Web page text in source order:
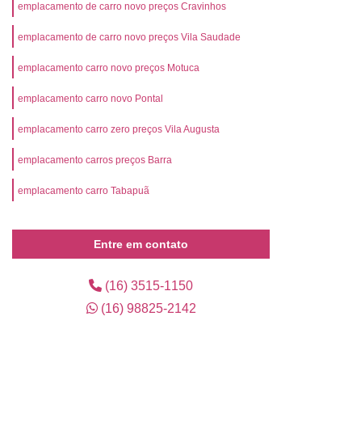
Emplacamento Mercosul
Emplacamento Mercosul Preço
Emplacamento Mercosul Valor
Preço Emplacamento Mercosul
Mercosul
Ribeirão Preto
o Veículo
Novo
Emplacar Veículo Zero
para Emplacamento
de Emplacamento Credenciada
Empresa de Emplacamento de Carros
emplacamento de carro novo preços Cravinhos
emplacamento de carro novo preços Vila Saudade
emplacamento carro novo preços Motuca
emplacamento carro novo Pontal
emplacamento carro zero preços Vila Augusta
emplacamento carros preços Barra
emplacamento carro Tabapuã
Entre em contato
(16) 3515-1150
(16) 98825-2142